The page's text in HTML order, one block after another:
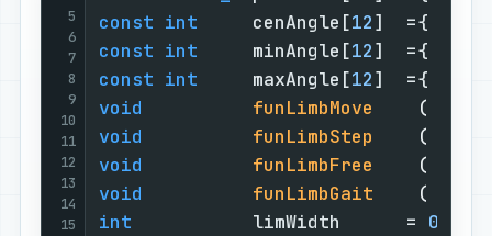
5
6
7
8
9
10
11
12
13
14
15
const int
     cenAngle[
12]  ={
const int
     minAngle[
12]  ={
const int
     maxAngle[
12]  ={
void
funLimbMove (
void
funLimbStep (
void
funLimbFree (
void
funLimbGait (
int
           limWidth      =
0